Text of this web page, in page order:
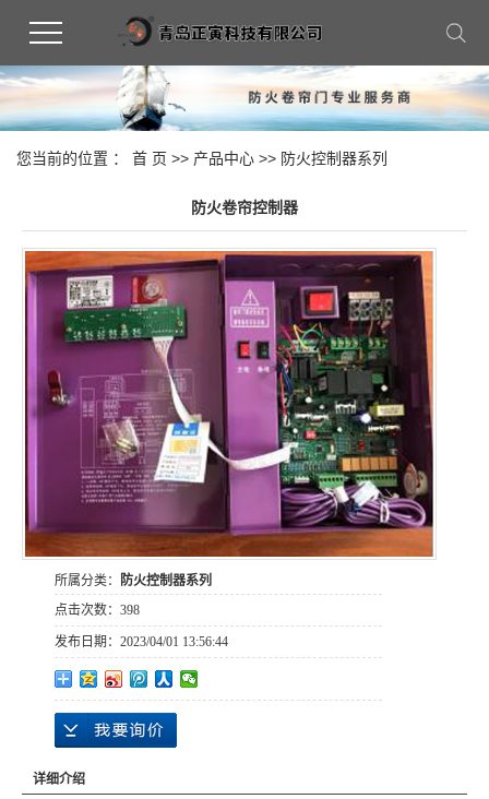
您当前的位置 ： 首 页 >> 产品中心 >> 防火控制器系列
防火卷帘控制器
所属分类：
防火控制器系列
点击次数： 398
发布日期： 2023/04/01 13:56:44
详细介绍